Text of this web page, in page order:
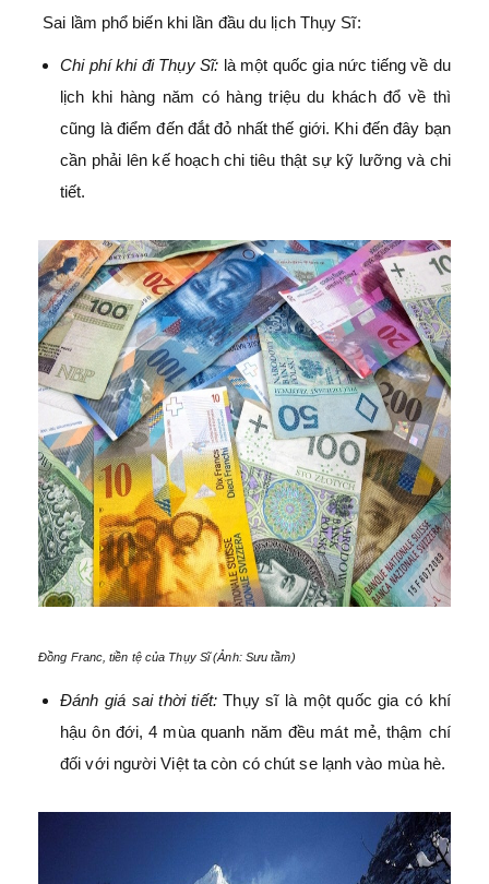
Sai lầm phổ biến khi lần đầu du lịch Thụy Sĩ:
Chi phí khi đi Thụy Sĩ: là một quốc gia nức tiếng về du
lịch khi hàng năm có hàng triệu du khách đổ về thì
cũng là điểm đến đắt đỏ nhất thế giới. Khi đến đây bạn
cần phải lên kế hoạch chi tiêu thật sự kỹ lưỡng và chi
tiết.
Đồng Franc, tiền tệ của Thụy Sĩ (Ảnh: Sưu tầm)
Đánh giá sai thời tiết: Thụy sĩ là một quốc gia có khí
hậu ôn đới, 4 mùa quanh năm đều mát mẻ, thậm chí
đối với người Việt ta còn có chút se lạnh vào mùa hè.